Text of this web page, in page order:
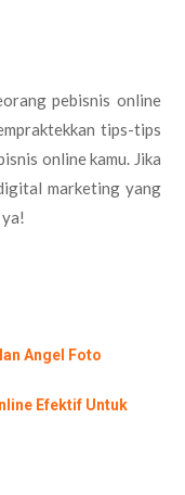
pebisnis online
tips-tips
online kamu. Jika
marketing yang
Angel Foto
Efektif Untuk